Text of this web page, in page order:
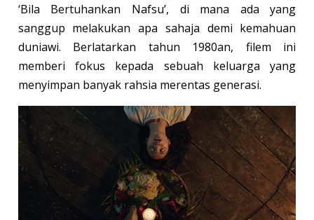
‘Bila Bertuhankan Nafsu’, di mana ada yang
sanggup melakukan apa sahaja demi kemahuan
duniawi. Berlatarkan tahun 1980an, filem ini
memberi fokus kepada sebuah keluarga yang
menyimpan banyak rahsia merentas generasi.